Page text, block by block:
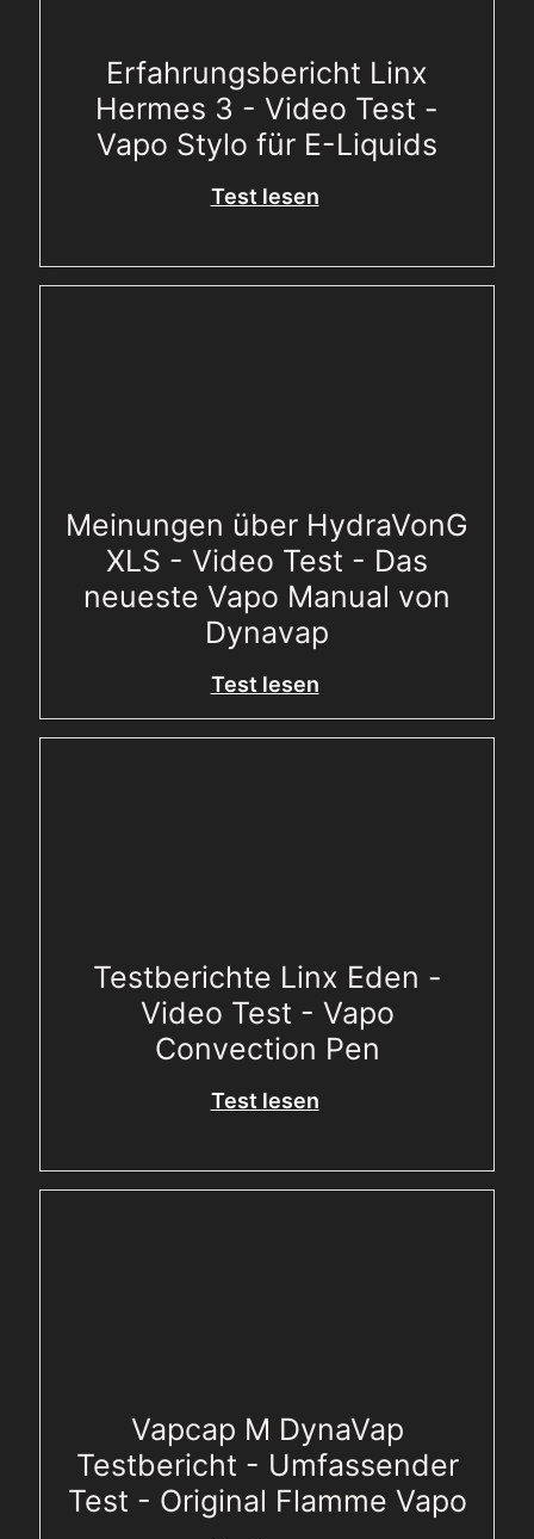
Erfahrungsbericht Linx
Hermes 3 - Video Test -
Vapo Stylo für E-Liquids
Test lesen
Meinungen über HydraVonG
XLS - Video Test - Das
neueste Vapo Manual von
Dynavap
Test lesen
Testberichte Linx Eden -
Video Test - Vapo
Convection Pen
Test lesen
Vapcap M DynaVap
Testbericht - Umfassender
Test - Original Flamme Vapo